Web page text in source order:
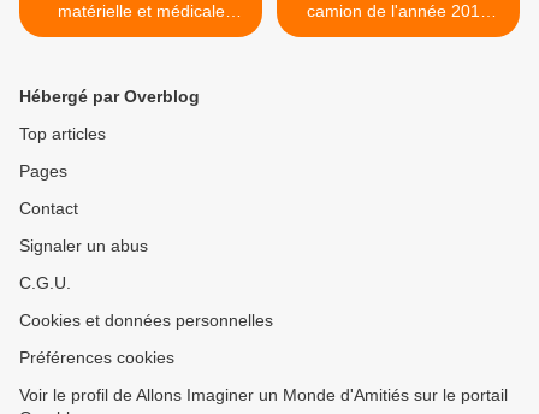
matérielle et médicale
envoyé par AIMA ira dans
camion de l'année 2019
dans une institution qui va
Hébergé par Overblog
Top articles
Pages
Contact
Signaler un abus
C.G.U.
Cookies et données personnelles
Préférences cookies
Voir le profil de Allons Imaginer un Monde d'Amitiés sur le portail